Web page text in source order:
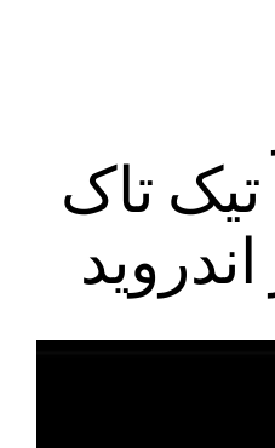
تیک تاک